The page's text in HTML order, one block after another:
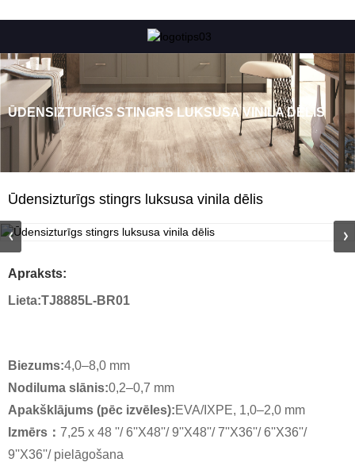
ŪDENSIZTURĪGS STINGRS LUKSUSA VINILA DĒLIS
Ūdensizturīgs stingrs luksusa vinila dēlis
Apraksts:
Lieta:TJ8885L-BR01
Biezums:4,0–8,0 mm
Nodiluma slānis:0,2–0,7 mm
Apakšklājums (pēc izvēles):EVA/IXPE, 1,0–2,0 mm
Izmērs ： 7,25 x 48 ''/ 6''X48''/ 9''X48''/ 7''X36''/ 6''X36''/
9''X36''/ pielāgošana